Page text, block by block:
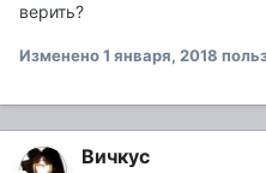
верить?
Изменено1 января, 2018
Вичкус